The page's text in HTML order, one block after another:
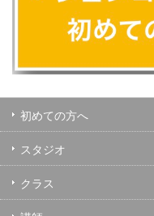
初めての方へ
スタジオ
クラス